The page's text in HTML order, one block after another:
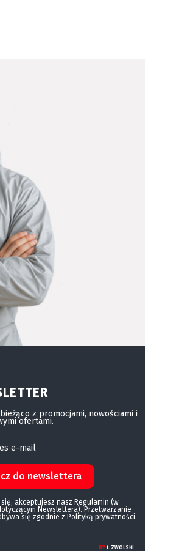
z promocjami, nowościami i
ofertami.
e-mail
do newslettera
akceptujesz nasz Regulamin (w
Newslettera). Przetwarzanie
się zgodnie z Polityką prywatności.
BY Ł.ZWOLSKI